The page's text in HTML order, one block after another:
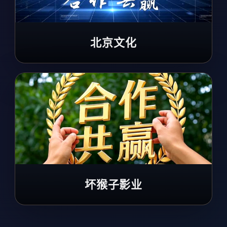
北京文化
坏猴子影业